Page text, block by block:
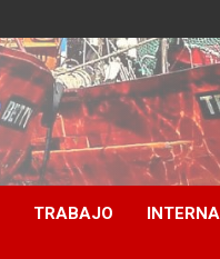
TRABAJO